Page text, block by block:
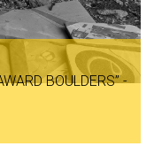
BOULDERS” -